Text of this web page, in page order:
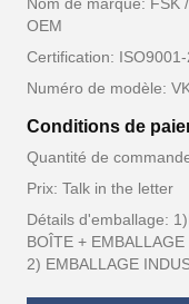
OEM
Certification:
Numéro de modèle:
Conditions de
Quantité de
Prix: Talk in the letter
Détails d'emballage:
BOÎTE +
2) EMBALLAGE